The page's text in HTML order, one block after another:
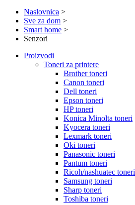
Naslovnica >
Sve za dom >
Smart home >
Senzori
Proizvodi
Toneri za printere
Brother toneri
Canon toneri
Dell toneri
Epson toneri
HP toneri
Konica Minolta toneri
Kyocera toneri
Lexmark toneri
Oki toneri
Panasonic toneri
Pantum toneri
Ricoh/nashuatec toneri
Samsung toneri
Sharp toneri
Toshiba toneri